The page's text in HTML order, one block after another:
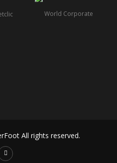
All rights reserved.